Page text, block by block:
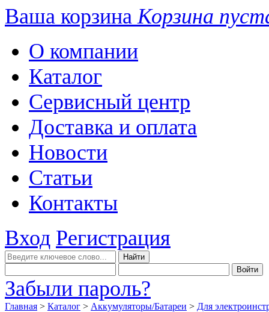
Ваша корзина Корзина
О компании
Каталог
Сервисный центр
Доставка и оплата
Новости
Статьи
Контакты
Вход Регистрация
Забыли пароль?
Главная > Каталог > Аккумуляторы/Батареи > Для